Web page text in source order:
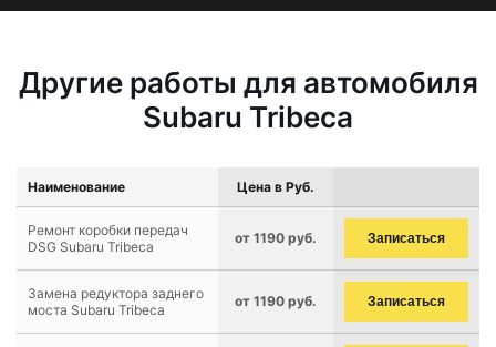
Другие работы для автомобиля
Subaru Tribeca
Наименование Цена в Руб.
Ремонт коробки передач
DSG Subaru Tribeca
от 1190 руб. Записаться
Замена редуктора заднего
моста Subaru Tribeca
от 1190 руб. Записаться